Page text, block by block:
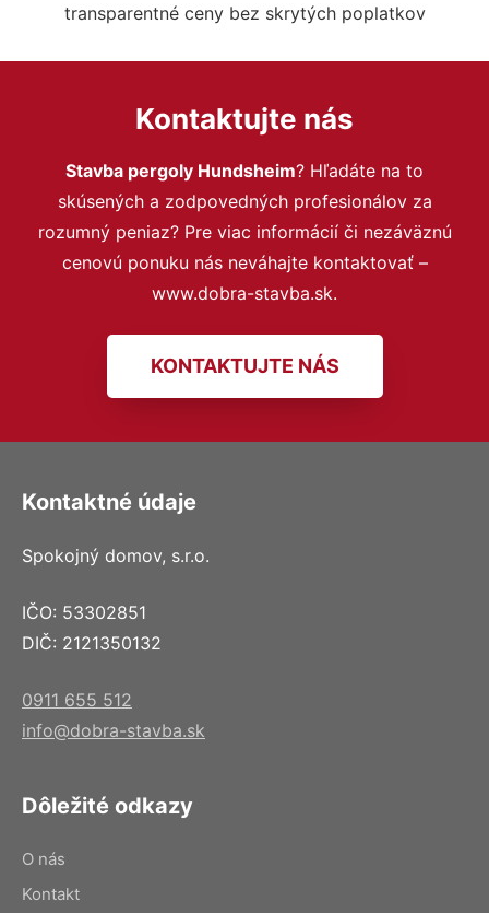
transparentné ceny bez skrytých poplatkov
Kontaktujte nás
Stavba pergoly Hundsheim? Hľadáte na to
skúsených a zodpovedných profesionálov za
rozumný peniaz? Pre viac informácií či nezáväznú
cenovú ponuku nás neváhajte kontaktovať –
www.dobra-stavba.sk.
KONTAKTUJTE NÁS
Kontaktné údaje
Spokojný domov, s.r.o.
IČO: 53302851
DIČ: 2121350132
0911 655 512
info@dobra-stavba.sk
Dôležité odkazy
O nás
Kontakt